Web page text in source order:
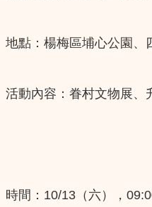
地點：楊梅區埔心公園、
活動內容：眷村文物展、
時間：10/13（六），